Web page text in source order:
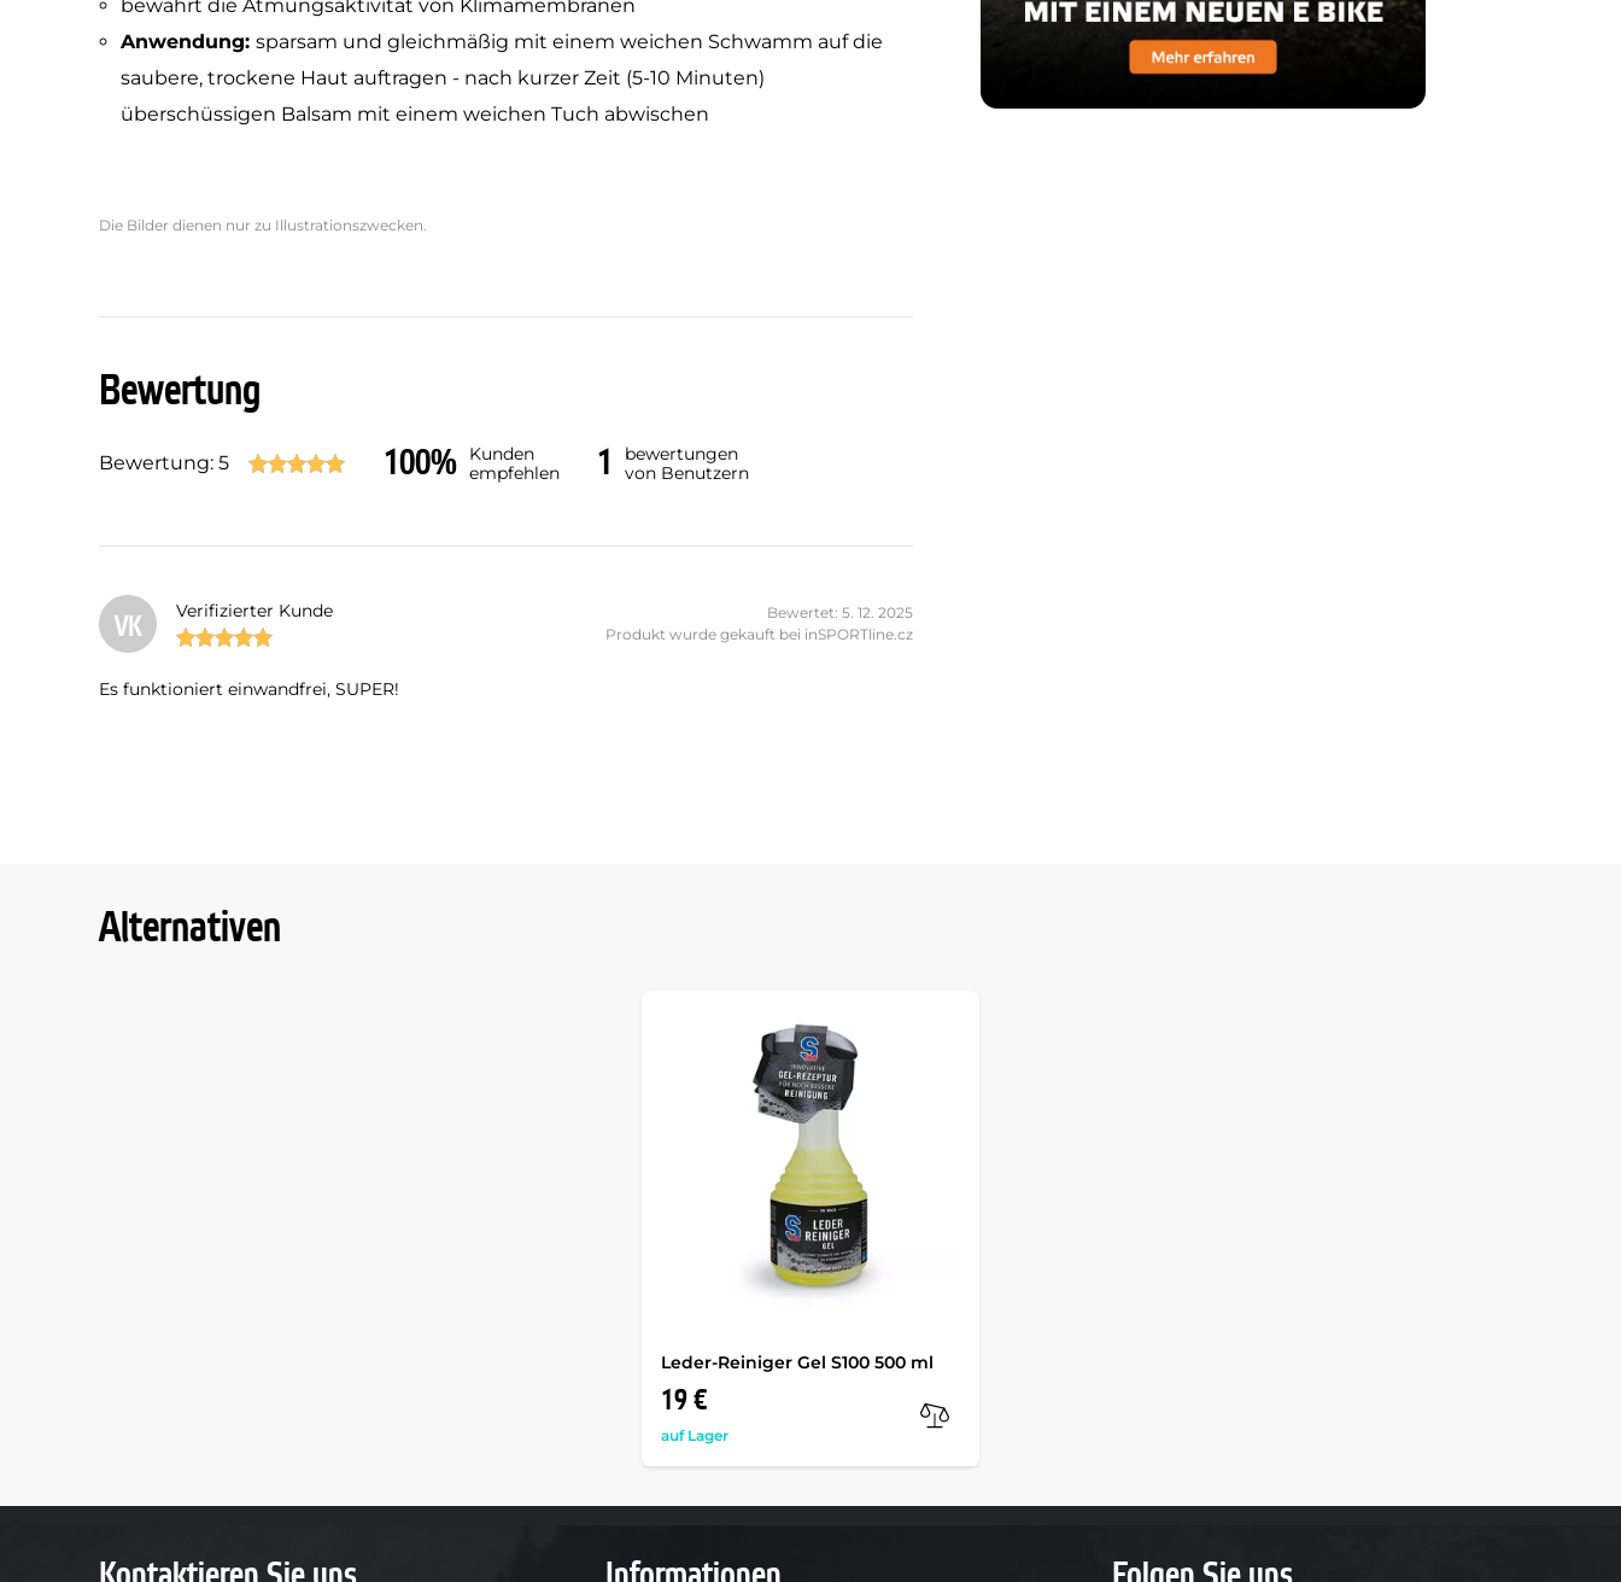
bewahrt die Atmungsaktivität von Klimamembranen
Anwendung: sparsam und gleichmäßig mit einem weichen Schwamm auf die
saubere, trockene Haut auftragen - nach kurzer Zeit (5-10 Minuten)
überschüssigen Balsam mit einem weichen Tuch abwischen
Die Bilder dienen nur zu Illustrationszwecken.
Bewertung
Bewertung: 5 100%
Kunden
empfehlen
1
bewertungen
von Benutzern
VK Verifizierter Kunde
Bewertet: 5. 12. 2025
Produkt wurde gekauft bei inSPORTline.cz
Es funktioniert einwandfrei, SUPER!
Alternativen
Leder-Reiniger Gel S100 500 ml
19 €
auf Lager